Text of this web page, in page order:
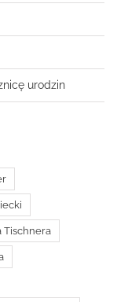
urodzin
Tischnera